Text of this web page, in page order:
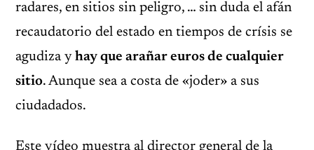
radares, en sitios sin peligro, … sin duda el afán
recaudatorio del estado en tiempos de crísis se
agudiza y hay que arañar euros de cualquier
sitio. Aunque sea a costa de «joder» a sus
ciudadados.
Este vídeo muestra al director general de la